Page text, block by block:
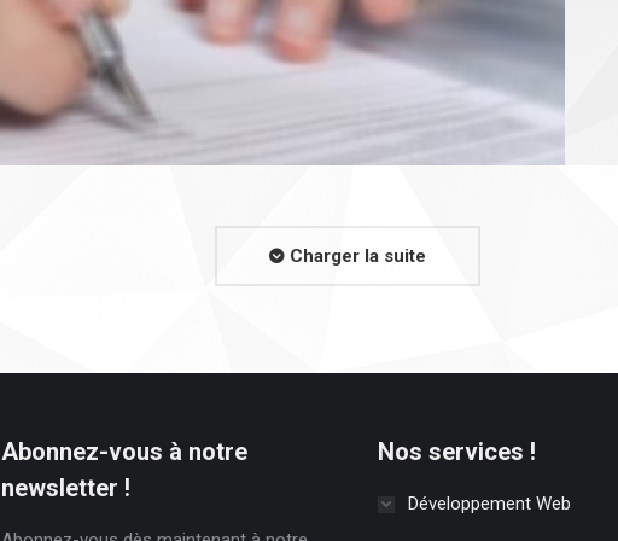
Charger la suite
Abonnez-vous à notre
newsletter !
Nos services !
Développement Web